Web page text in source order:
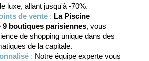
luxe, allant jusqu'à -70%.
de vente : La Piscine
9 boutiques parisiennes, vous
de shopping unique dans des
de la capitale.
: Notre équipe experte vous